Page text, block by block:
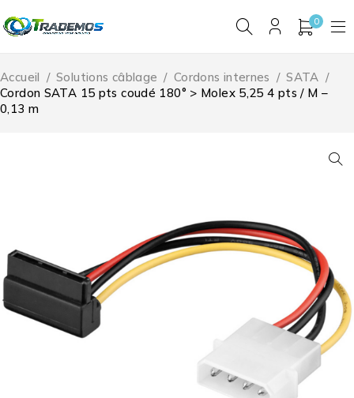
0
Accueil / Solutions câblage / Cordons internes / SATA /
Cordon SATA 15 pts coudé 180° > Molex 5,25 4 pts / M –
0,13 m